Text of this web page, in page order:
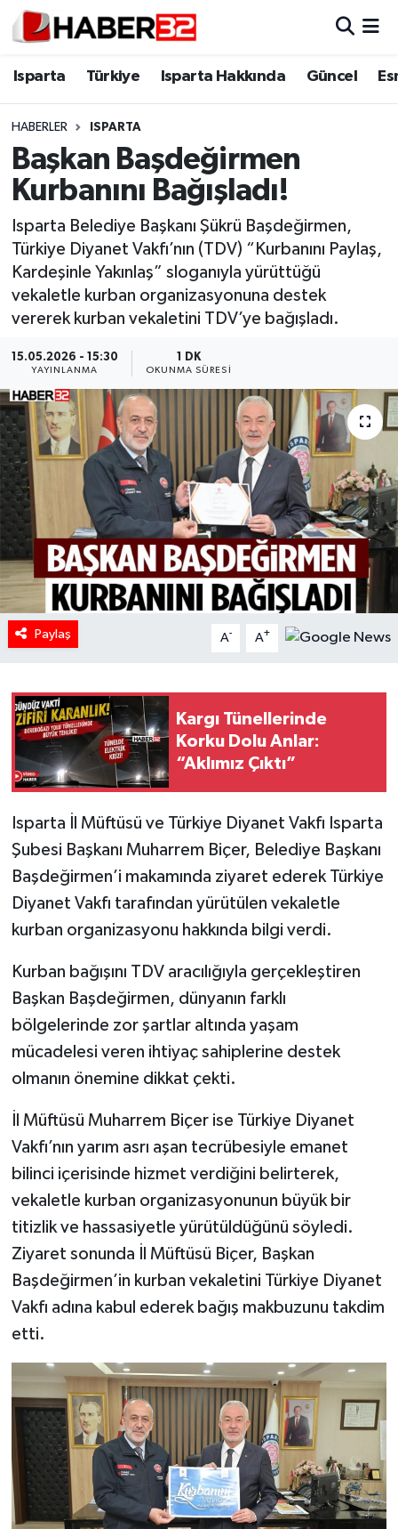
Isparta Türkiye Isparta Hakkında Güncel
HABERLER ISPARTA
Başkan Başdeğirmen
Kurbanını Bağışladı!
Isparta Belediye Başkanı Şükrü Başdeğirmen,
Türkiye Diyanet Vakfı’nın (TDV) “Kurbanını Paylaş,
Kardeşinle Yakınlaş” sloganıyla yürüttüğü
vekaletle kurban organizasyonuna destek
vererek kurban vekaletini TDV’ye bağışladı.
15.05.2026 - 15:30
YAYINLANMA
1 DK
OKUNMA SÜRESI
Paylaş A- A+
Kargı Tünellerinde
Korku Dolu Anlar:
“Aklımız Çıktı”
Isparta İl Müftüsü ve Türkiye Diyanet Vakfı Isparta
Şubesi Başkanı Muharrem Biçer, Belediye Başkanı
Başdeğirmen’i makamında ziyaret ederek Türkiye
Diyanet Vakfı tarafından yürütülen vekaletle
kurban organizasyonu hakkında bilgi verdi.
Kurban bağışını TDV aracılığıyla gerçekleştiren
Başkan Başdeğirmen, dünyanın farklı
bölgelerinde zor şartlar altında yaşam
mücadelesi veren ihtiyaç sahiplerine destek
olmanın önemine dikkat çekti.
İl Müftüsü Muharrem Biçer ise Türkiye Diyanet
Vakfı’nın yarım asrı aşan tecrübesiyle emanet
bilinci içerisinde hizmet verdiğini belirterek,
vekaletle kurban organizasyonunun büyük bir
titizlik ve hassasiyetle yürütüldüğünü söyledi.
Ziyaret sonunda İl Müftüsü Biçer, Başkan
Başdeğirmen’in kurban vekaletini Türkiye Diyanet
Vakfı adına kabul ederek bağış makbuzunu takdim
etti.
Isparta
Esnaf Diyor ki;
ASAYİŞ
BİLİM VE TEKNOLOJİ
EĞİTİM
HABERDE İNSAN
İlginç
KÜLTÜR SANAT
MAGAZİN
Oyun
RESMİ İLANLAR
SAĞLIK
Spor
Teknoloji
Türkiye
Yerel
İletişim
Isparta Nöbetçi Eczaneler
Isparta Trafik Yoğunluk Haritası
Süper Lig Puan Durumu ve Fikstür
Tüm Manşetler
Son Dakika Haberleri